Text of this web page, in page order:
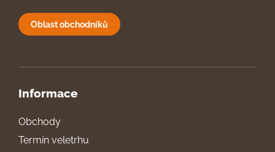
Oblast obchodníků
Informace
Obchody
Termín veletrhu